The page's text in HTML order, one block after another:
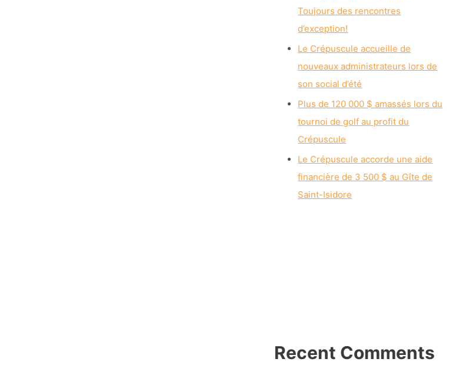
Toujours des rencontres
d’exception!
Le Crépuscule accueille de
nouveaux administrateurs lors de
son social d’été
Plus de 120 000 $ amassés lors du
tournoi de golf au profit du
Crépuscule
Le Crépuscule accorde une aide
financière de 3 500 $ au Gîte de
Saint-Isidore
Recent Comments